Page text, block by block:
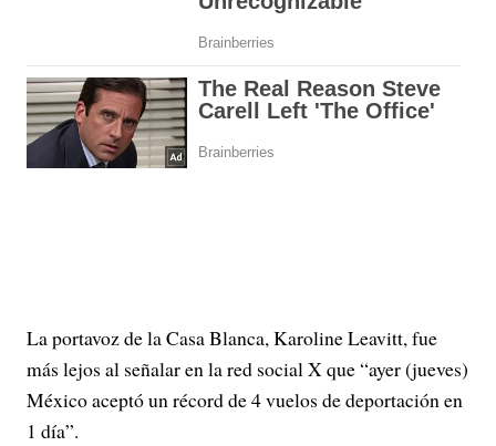
La portavoz de la Casa Blanca, Karoline Leavitt, fue
más lejos al señalar en la red social X que “ayer (jueves)
México aceptó un récord de 4 vuelos de deportación en
1 día”.